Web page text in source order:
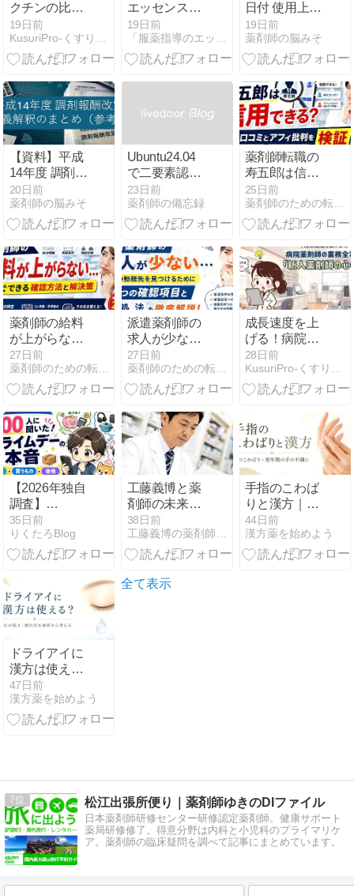
クチンの比
較：アレック
スビーとアブ
リスボの特徴
19日前
エッセンス」
訂正のお願い
（2点）
19日前
日付 使用上の
注意改訂指
示〜PPIによ
る低マグネシ
ィアスプ注バ
イアル製剤の
高温ゲル化 等
19日前
薬剤師の脳みそ
【資料】平成
14年度 調剤報
酬改定 疑義解
釈のまとめ
【過去の改
20日前
薬剤師の脳みそ
Ubuntu24.04
で二要素認証
を行う
23日前
薬剤師の備忘録
薬剤師転職の
寿五郎は信用
できる？評
判・口コミと
アフィリエイ
25日前
薬剤師のための転職ブログ（ファマブロ）
薬剤師の給料
が上がらない
ときの確認方
法｜給与明
細・昇給条
27日前
薬剤師のための転職ブログ（ファマブロ）
派遣薬剤師の
求人が少ない
ときは？次の
勤務先を探す
6つの確認項
27日前
薬剤師のための転職ブログ（ファマブロ）
成長速度を上
げる！病院薬
剤師の業務全
容と「新人薬
剤師の心得」
28日前
KusuriPro-くすりがわかる！薬剤師ブログ
【2026年独自
調査】
Amazon利用
者300人に聞
いた、プライ
の・後悔
35日前
りくたろBlog
工藤義博と薬
剤師の未来を
考える｜柏市
の静かな勉強
時間
38日前
工藤義博の薬剤師の思考
手指のこわば
りと漢方｜朝
のこわばり・
更年期の手の
不調に
44日前
漢方薬を始めよう
ドライアイに
漢方は使え
る？目の乾
き・疲れ目を
体質から考え
47日前
漢方薬を始めよう
全て表示
7 松江出張所便り｜薬剤師ゆきのDIファイル
日本薬剤師研修センター研修認定薬剤師。健康サポート
薬局研修修了。得意分野は内科と小児科のプライマリケ
ア。薬剤師の臨床疑問を調べて記事にまとめています。